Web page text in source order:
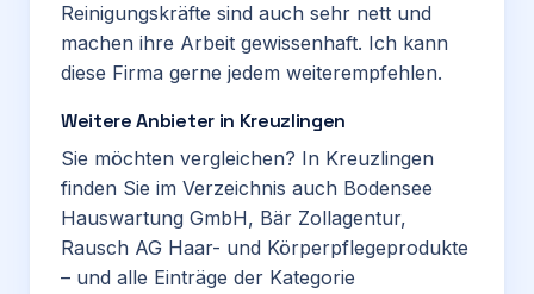
Reinigungskräfte sind auch sehr nett und
machen ihre Arbeit gewissenhaft. Ich kann
diese Firma gerne jedem weiterempfehlen.
Weitere Anbieter in Kreuzlingen
Sie möchten vergleichen? In Kreuzlingen
finden Sie im Verzeichnis auch Bodensee
Hauswartung GmbH, Bär Zollagentur,
Rausch AG Haar- und Körperpflegeprodukte
– und alle Einträge der Kategorie